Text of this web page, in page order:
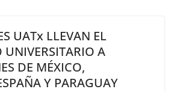
UATx LLEVAN EL
A
DE MÉXICO,
Y PARAGUAY